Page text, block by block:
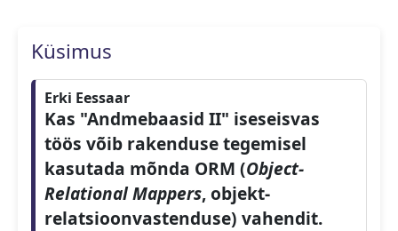
Küsimus
Erki Eessaar
Kas "Andmebaasid II" iseseisvas
töös võib rakenduse tegemisel
kasutada mõnda ORM (Object-
Relational Mappers, objekt-
relatsioonvastenduse) vahendit.